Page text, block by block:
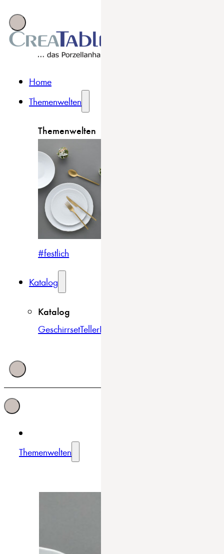
Home
Themenwelten
Themenwelten
#festlich
Katalog
Katalog
GeschirrsetTellerBowls & Schüsseln
Themenwelten